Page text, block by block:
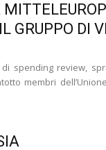
GRUPPO DI
spending review,
membri